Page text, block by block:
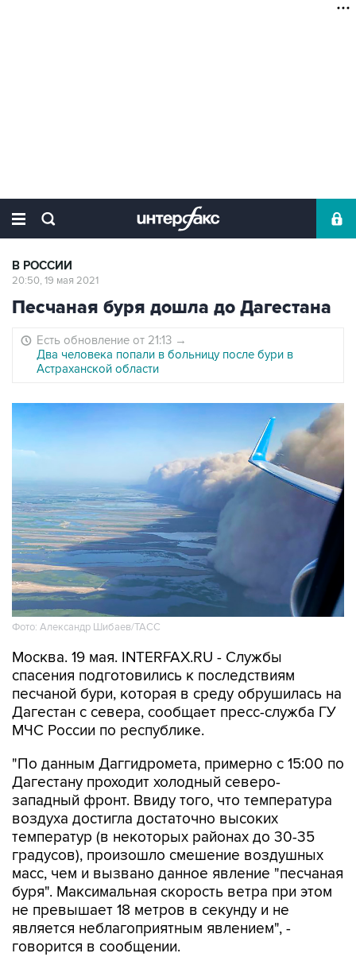
В РОССИИ
20:50, 19 мая 2021
Песчаная буря дошла до Дагестана
Есть обновление от 21:13 →
Два человека попали в больницу после бури в
Астраханской области
Фото: Александр Шибаев/ТАСС
Москва. 19 мая. INTERFAX.RU - Службы
спасения подготовились к последствиям
песчаной бури, которая в среду обрушилась на
Дагестан с севера, сообщает пресс-служба ГУ
МЧС России по республике.
"По данным Даггидромета, примерно с 15:00 по
Дагестану проходит холодный северо-
западный фронт. Ввиду того, что температура
воздуха достигла достаточно высоких
температур (в некоторых районах до 30-35
градусов), произошло смешение воздушных
масс, чем и вызвано данное явление "песчаная
буря". Максимальная скорость ветра при этом
не превышает 18 метров в секунду и не
является неблагоприятным явлением", -
говорится в сообщении.